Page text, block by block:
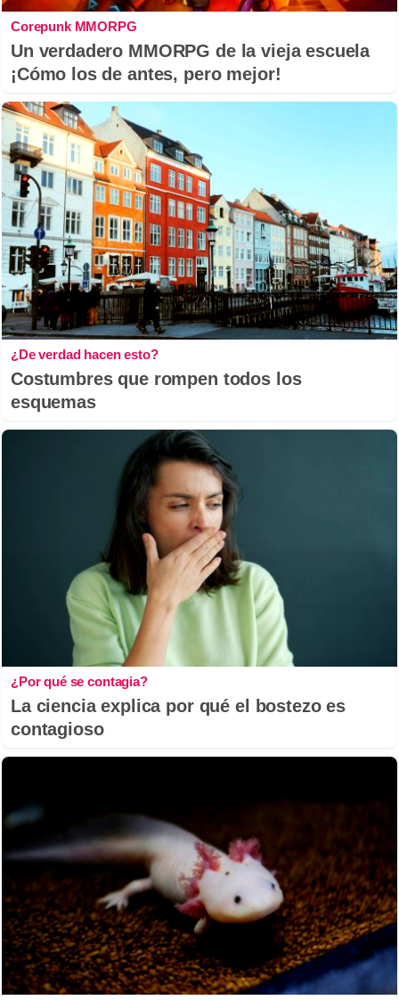
Corepunk MMORPG
Un verdadero MMORPG de la vieja escuela
¡Cómo los de antes, pero mejor!
¿De verdad hacen esto?
Costumbres que rompen todos los
esquemas
¿Por qué se contagia?
La ciencia explica por qué el bostezo es
contagioso